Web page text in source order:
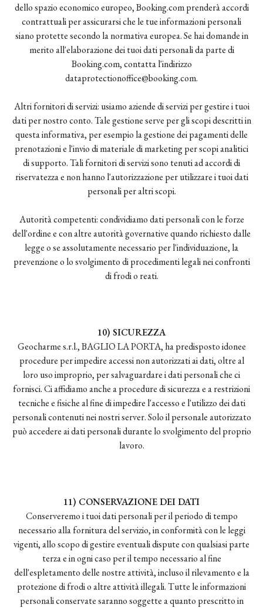
dello spazio economico europeo, Booking.com prenderà accordi
contrattuali per assicurarsi che le tue informazioni personali
siano protette secondo la normativa europea. Se hai domande in
merito all'elaborazione dei tuoi dati personali da parte di
Booking.com, contatta l'indirizzo
dataprotectionoffice@booking.com.
Altri fornitori di servizi: usiamo aziende di servizi per gestire i tuoi
dati per nostro conto. Tale gestione serve per gli scopi descritti in
questa informativa, per esempio la gestione dei pagamenti delle
prenotazioni e l'invio di materiale di marketing per scopi analitici
di supporto. Tali fornitori di servizi sono tenuti ad accordi di
riservatezza e non hanno l'autorizzazione per utilizzare i tuoi dati
personali per altri scopi.
Autorità competenti: condividiamo dati personali con le forze
dell'ordine e con altre autorità governative quando richiesto dalle
legge o se assolutamente necessario per l'individuazione, la
prevenzione o lo svolgimento di procedimenti legali nei confronti
di frodi o reati.
10) SICUREZZA
Geocharme s.r.l., BAGLIO LA PORTA, ha predisposto idonee
procedure per impedire accessi non autorizzati ai dati, oltre al
loro uso improprio, per salvaguardare i dati personali che ci
fornisci. Ci affidiamo anche a procedure di sicurezza e a restrizioni
tecniche e fisiche al fine di impedire l'accesso e l'utilizzo dei dati
personali contenuti nei nostri server. Solo il personale autorizzato
può accedere ai dati personali durante lo svolgimento del proprio
lavoro.
11) CONSERVAZIONE DEI DATI
Conserveremo i tuoi dati personali per il periodo di tempo
necessario alla fornitura del servizio, in conformità con le leggi
vigenti, allo scopo di gestire eventuali dispute con qualsiasi parte
terza e in ogni caso per il tempo necessario al fine
dell'espletamento delle nostre attività, incluso il rilevamento e la
protezione di frodi o altre attività illegali. Tutte le informazioni
personali conservate saranno soggette a quanto prescritto in